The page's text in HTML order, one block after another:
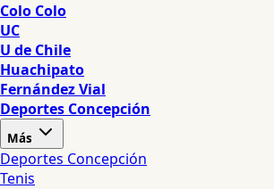
Colo Colo
UC
U de Chile
Huachipato
Fernández Vial
Deportes Concepción
Más
Deportes Concepción
Tenis